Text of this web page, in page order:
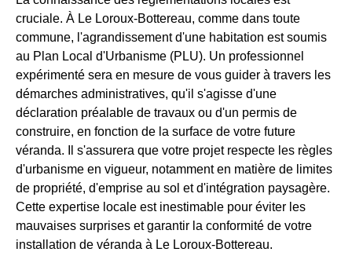
cruciale. À Le Loroux-Bottereau, comme dans toute
commune, l'agrandissement d'une habitation est soumis
au Plan Local d'Urbanisme (PLU). Un professionnel
expérimenté sera en mesure de vous guider à travers les
démarches administratives, qu'il s'agisse d'une
déclaration préalable de travaux ou d'un permis de
construire, en fonction de la surface de votre future
véranda. Il s'assurera que votre projet respecte les règles
d'urbanisme en vigueur, notamment en matière de limites
de propriété, d'emprise au sol et d'intégration paysagère.
Cette expertise locale est inestimable pour éviter les
mauvaises surprises et garantir la conformité de votre
installation de véranda à Le Loroux-Bottereau.